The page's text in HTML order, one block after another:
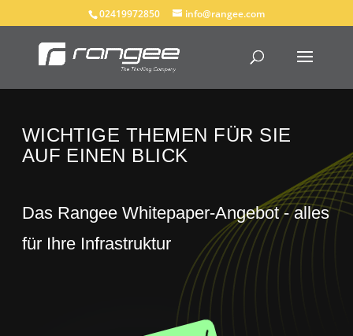
02419972850 info@rangee.com
WICHTIGE THEMEN FÜR SIE
AUF EINEN BLICK
Das Rangee Whitepaper-Angebot - alles
für Ihre Infrastruktur